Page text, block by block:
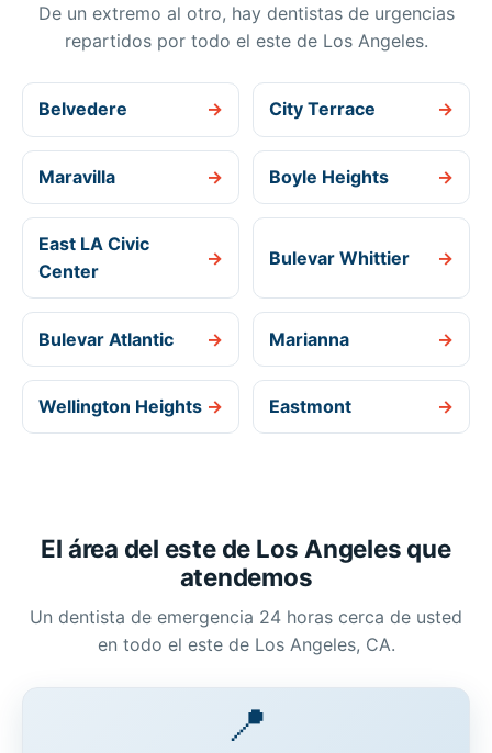
De un extremo al otro, hay dentistas de urgencias
repartidos por todo el este de Los Angeles.
Belvedere → City Terrace →
Maravilla → Boyle Heights →
East LA Civic
Center
→ Bulevar Whittier →
Bulevar Atlantic → Marianna →
Wellington Heights → Eastmont →
El área del este de Los Angeles que
atendemos
Un dentista de emergencia 24 horas cerca de usted
en todo el este de Los Angeles, CA.
📍